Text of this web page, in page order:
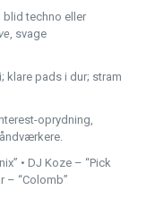
blid techno eller
, svage
klare pads i dur; stram
oprydning,
• DJ Koze – “Pick
– “Colomb”